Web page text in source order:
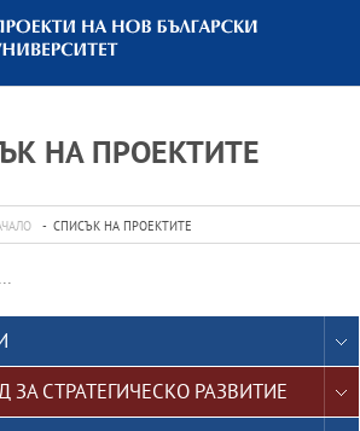
НА ПРОЕКТИТЕ
СПИСЪК НА ПРОЕКТИТЕ
СТРАТЕГИЧЕСКО РАЗВИТИЕ